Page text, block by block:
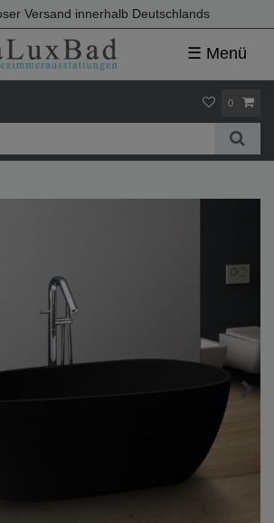
Versand innerhalb Deutschlands
☰ Menü
0